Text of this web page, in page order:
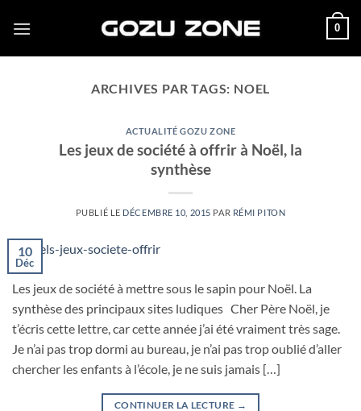
0
ARCHIVES PAR TAGS: NOEL
ACTUALITÉ GOZU ZONE
Les jeux de société à offrir à Noël, la
synthèse
PUBLIÉ LE DÉCEMBRE 10, 2015 PAR RÉMI PITON
10
Déc
Les jeux de société à mettre sous le sapin pour Noël. La
synthèse des principaux sites ludiques Cher Père Noël, je
t’écris cette lettre, car cette année j’ai été vraiment très sage.
Je n’ai pas trop dormi au bureau, je n’ai pas trop oublié d’aller
chercher les enfants à l’école, je ne suis jamais […]
CONTINUER LA LECTURE →